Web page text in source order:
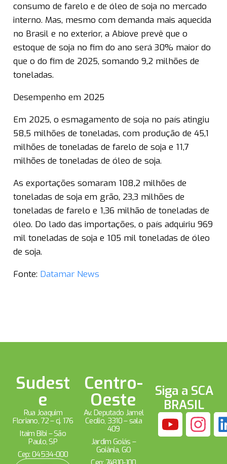
consumo de farelo e de óleo de soja no mercado
interno. Mas, mesmo com demanda mais aquecida
no Brasil e no exterior, a Abiove prevê que o
estoque de soja no fim do ano será 30% maior do
que o do fim de 2025, somando 9,2 milhões de
toneladas.
Desempenho em 2025
Em 2025, o esmagamento de soja no país atingiu
58,5 milhões de toneladas, com produção de 45,1
milhões de toneladas de farelo de soja e 11,7
milhões de toneladas de óleo de soja.
As exportações somaram 108,2 milhões de
toneladas de soja em grão, 23,3 milhões de
toneladas de farelo e 1,36 milhão de toneladas de
óleo. Do lado das importações, o país adquiriu 969
mil toneladas de soja e 105 mil toneladas de óleo
de soja.
Fonte: Datamar News
Sudest
e
Rua Joaquim
Floriano, 72 – cj. 176
Itaim Bibi – São
Paulo, SP
Cep: 04534-000
Centro-
Oeste
Av. Deputado Jamel
Cecílio, 3310 – sala
409
Jardim Goiás –
Goiânia, GO
Siga a SCA
BRASIL